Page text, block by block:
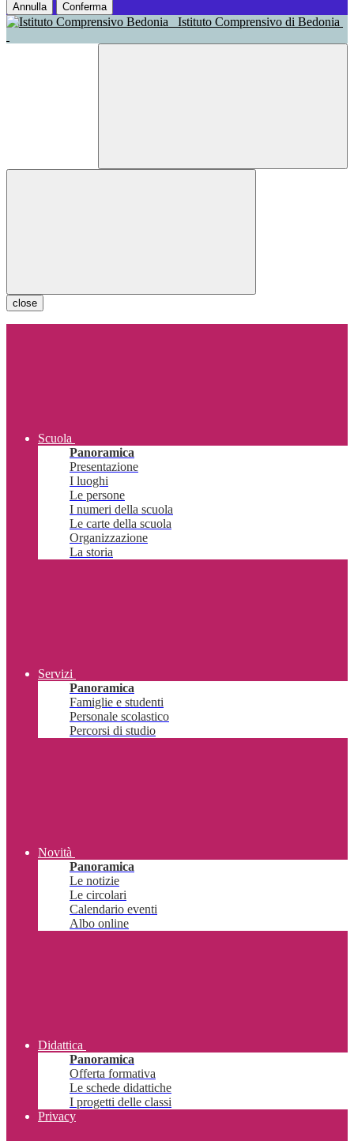
Annulla Conferma
Istituto Comprensivo di Bedonia
close
Scuola
Panoramica
Presentazione
I luoghi
Le persone
I numeri della scuola
Le carte della scuola
Organizzazione
La storia
Servizi
Panoramica
Famiglie e studenti
Personale scolastico
Percorsi di studio
Novità
Panoramica
Le notizie
Le circolari
Calendario eventi
Albo online
Didattica
Panoramica
Offerta formativa
Le schede didattiche
I progetti delle classi
Privacy